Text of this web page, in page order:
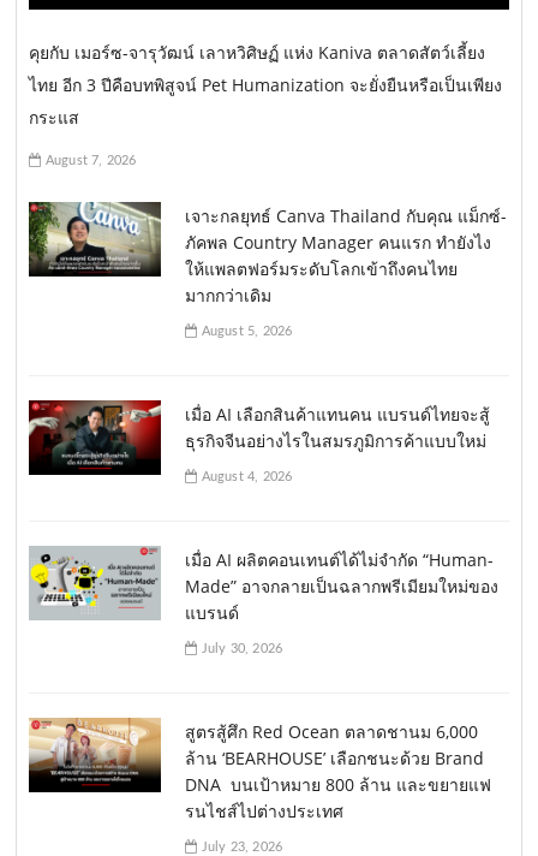
คุยกับ เมอร์ซ-จารุวัฒน์ เลาหวิศิษฏ์ แห่ง Kaniva ตลาดสัตว์เลี้ยง
ไทย อีก 3 ปีคือบทพิสูจน์ Pet Humanization จะยั่งยืนหรือเป็นเพียง
กระแส
August 7, 2026
เจาะกลยุทธ์ Canva Thailand กับคุณ แม็กซ์-
ภัคพล Country Manager คนแรก ทำยังไง
ให้แพลตฟอร์มระดับโลกเข้าถึงคนไทย
มากกว่าเดิม
August 5, 2026
เมื่อ AI เลือกสินค้าแทนคน แบรนด์ไทยจะสู้
ธุรกิจจีนอย่างไรในสมรภูมิการค้าแบบใหม่
August 4, 2026
เมื่อ AI ผลิตคอนเทนต์ได้ไม่จำกัด “Human-
Made” อาจกลายเป็นฉลากพรีเมียมใหม่ของ
แบรนด์
July 30, 2026
สูตรสู้ศึก Red Ocean ตลาดชานม 6,000
ล้าน ‘BEARHOUSE’ เลือกชนะด้วย Brand
DNA บนเป้าหมาย 800 ล้าน และขยายแฟ
รนไชส์ไปต่างประเทศ
July 23, 2026